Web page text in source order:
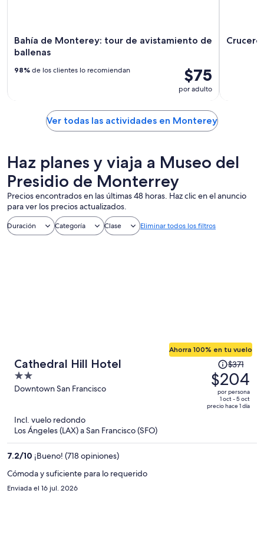
Bahía de Monterey: tour de avistamiento de
ballenas
$75
por adulto
98% de los clientes lo recomiendan
Ver todas las actividades en Monterey
Haz planes y viaja a Museo del
Presidio de Monterrey
Precios encontrados en las últimas 48 horas. Haz clic en el anuncio
para ver los precios actualizados.
Duración Categoría Clase Eliminar todos los filtros
Cathedral Hill Hotel
2
out
Downtown San Francisco
Ahorra 100% en tu vuelo
precio
era
de
$371
$371
$204
por persona
1 oct - 5 oct
precio hace 1 día
Incl. vuelo redondo
Los Ángeles (LAX) a San Francisco (SFO)
7.2/10 ¡Bueno! (718 opiniones)
Cómoda y suficiente para lo requerido
Enviada el 16 jul. 2026